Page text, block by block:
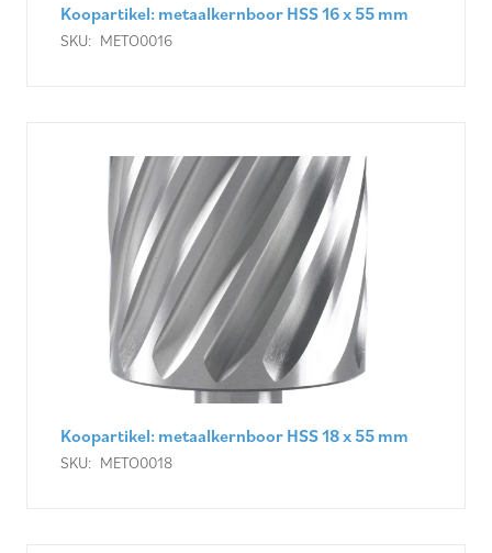
Koopartikel: metaalkernboor HSS 16 x 55 mm
SKU: METO0016
Koopartikel: metaalkernboor HSS 18 x 55 mm
SKU: METO0018